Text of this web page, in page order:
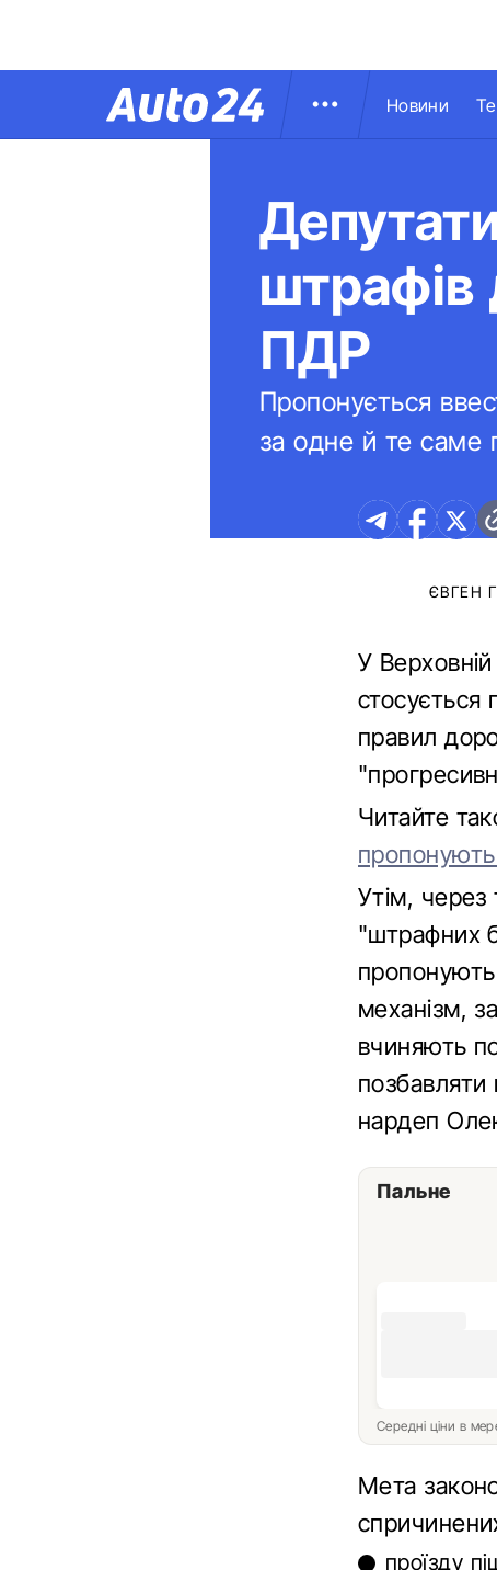
Новини
штрафів
ПДР
Пропонується
за одне й те саме
ЄВГЕН
У
стосується
правил
Читайте
Утім,
"штрафних
механізм,
вчиняють
нардеп
Пальне
Середні ціни в
Мета
проїзду